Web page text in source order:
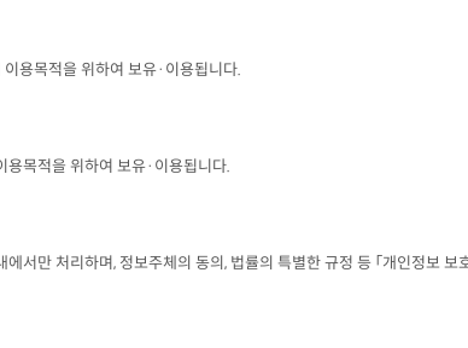
위 이용목적을 위하여 보유·이용됩니다.
이용목적을 위하여 보유·이용됩니다.
만 처리하며, 정보주체의 동의, 법률의 특별한 규정 등 「개인정보